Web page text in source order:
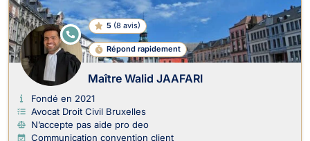
5 (8 avis)
Répond rapidement
E
N
LI
G
N
E
Maître Walid JAAFARI
Fondé en 2021
Avocat Droit Civil Bruxelles
N’accepte pas aide pro deo
Communication convention client